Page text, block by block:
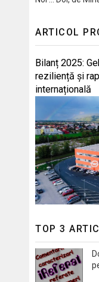
ARTICOL
Bilanț 2025:
reziliență și
internațională
TOP 3